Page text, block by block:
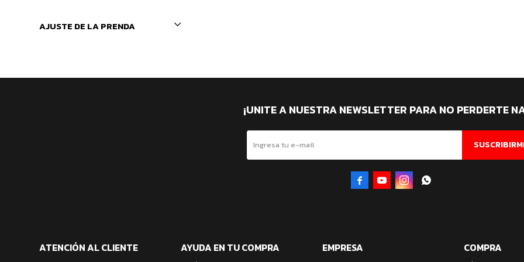
AJUSTE DE LA PRENDA
ATENCIÓN AL CLIENTE AYUDA EN TU COMPRA EMPRESA COMPRA
¡UNITE A NUESTRA NEWSLETTER PARA NO PERDERTE
   